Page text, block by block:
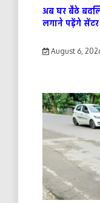
अब घर बैठे
लगाने पड़ेंगे
August 6,